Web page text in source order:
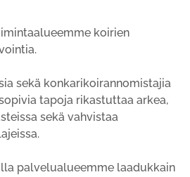
koirien
sekä konkarikoirannomistajia
tapoja rikastuttaa arkea,
sekä vahvistaa
palvelualueemme laadukkain